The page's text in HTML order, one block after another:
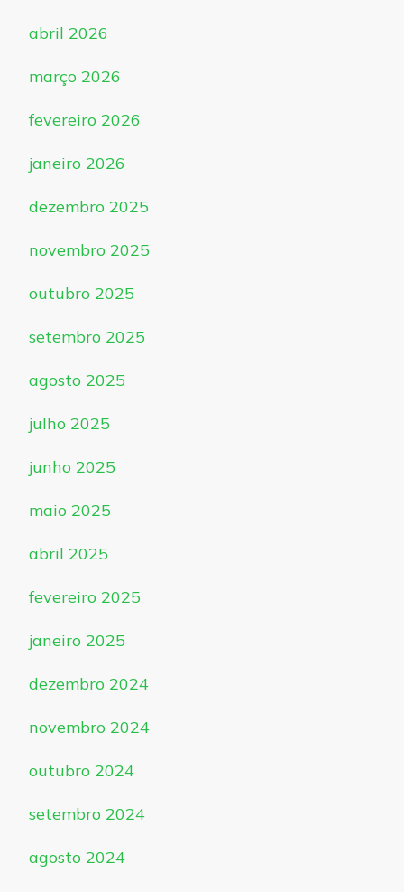
abril 2026
março 2026
fevereiro 2026
janeiro 2026
dezembro 2025
novembro 2025
outubro 2025
setembro 2025
agosto 2025
julho 2025
junho 2025
maio 2025
abril 2025
fevereiro 2025
janeiro 2025
dezembro 2024
novembro 2024
outubro 2024
setembro 2024
agosto 2024